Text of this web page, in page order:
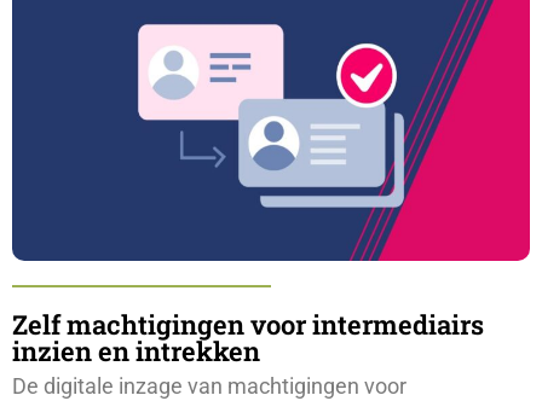
Zelf machtigingen voor intermediairs
inzien en intrekken
De digitale inzage van machtigingen voor